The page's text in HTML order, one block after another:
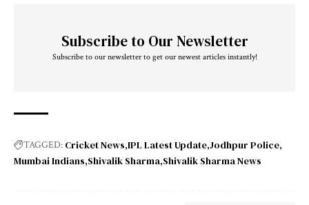
Subscribe to Our Newsletter
Subscribe to our newsletter to get our newest articles instantly!
TAGGED: Cricket News IPL Latest Update Jodhpur Police
Mumbai Indians Shivalik Sharma Shivalik Sharma News